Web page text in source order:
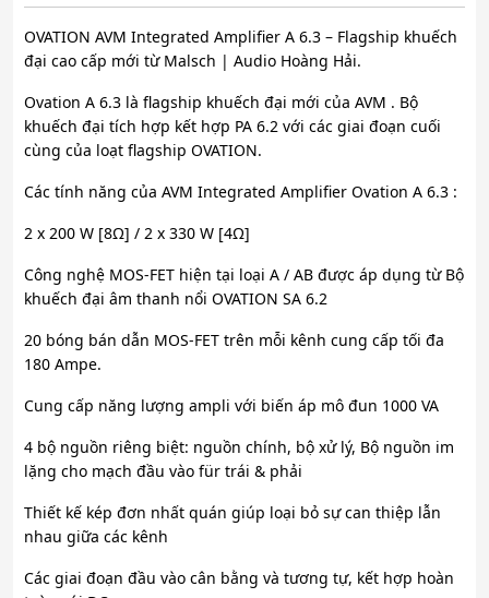
OVATION AVM Integrated Amplifier A 6.3 – Flagship khuếch
đại cao cấp mới từ Malsch | Audio Hoàng Hải.
Ovation A 6.3 là flagship khuếch đại mới của AVM . Bộ
khuếch đại tích hợp kết hợp PA 6.2 với các giai đoạn cuối
cùng của loạt flagship OVATION.
Các tính năng của AVM Integrated Amplifier Ovation A 6.3 :
2 x 200 W [8Ω] / 2 x 330 W [4Ω]
Công nghệ MOS-FET hiện tại loại A / AB được áp dụng từ Bộ
khuếch đại âm thanh nổi OVATION SA 6.2
20 bóng bán dẫn MOS-FET trên mỗi kênh cung cấp tối đa
180 Ampe.
Cung cấp năng lượng ampli với biến áp mô đun 1000 VA
4 bộ nguồn riêng biệt: nguồn chính, bộ xử lý, Bộ nguồn im
lặng cho mạch đầu vào für trái & phải
Thiết kế kép đơn nhất quán giúp loại bỏ sự can thiệp lẫn
nhau giữa các kênh
Các giai đoạn đầu vào cân bằng và tương tự, kết hợp hoàn